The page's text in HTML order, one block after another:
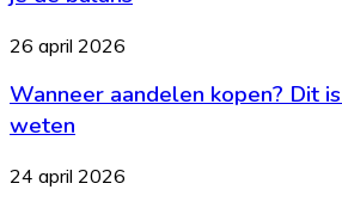
interieur:
bewaar
je
de
balans
Wanneer
kopen?
is
je
26 april 2026
Wanneer aandelen kopen? Dit
weten
Geld
24 april 2026